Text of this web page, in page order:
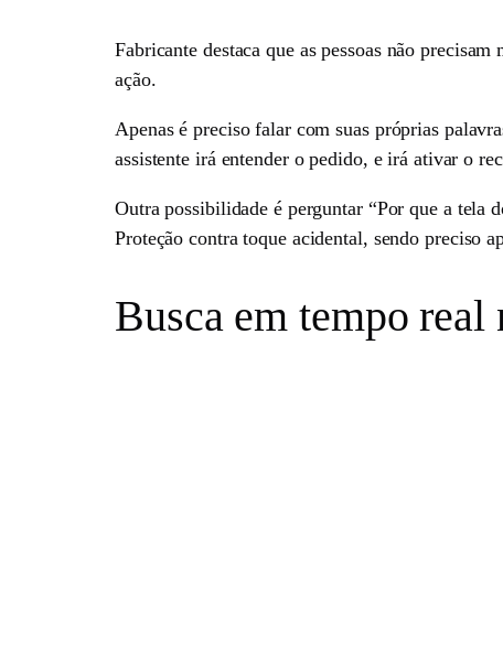
Fabricante destaca que as pessoas não
ação.
Apenas é preciso falar com suas próprias
assistente irá entender o pedido, e irá ativar o
Outra possibilidade é perguntar “Por que a tela
Proteção contra toque acidental, sendo preciso
Busca em tempo real